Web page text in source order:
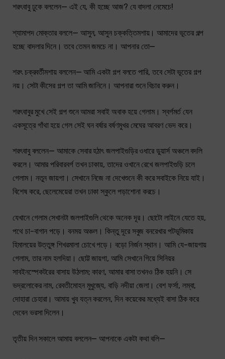
শরৎবাবু ঢুকে বললেন— এই যে, কী হচ্ছে আজ? যে বাদলা নেমেচে!
শ্যামাপদ মোক্তার বললে— আসুন, আসুন চক্কত্তিমশায়। আমাদের ভূতের গল্প
হচ্ছে বাদলার দিনে। তবে তেমন জমচে না। আপনার তো—
শরৎ চক্রবর্তীমশায় বললেন— আমি একটা গল্প বলতে পারি, তবে সেটা ভূতের গল্প
নয়। সেটা কীসের গল্প তা আমি জানিনে। আপনারা শুনে বিচার করুন।
শরৎবাবুর মুখে সেই গল্প শুনে আমরা সবাই অবাক হয়ে গেলাম। স্বর্গমর্ত যেন
একসূত্রে গাঁথা হয়ে গেল সেই ঘন বর্ষার বর্ষণমুখর মেঘের আবরণ ভেদ করে।
শরৎবাবু বললেন— আমাকে সেবার হঠাৎ জলপাইগুড়ির ওধারে ডুয়ার্স অঞ্চলে বদলি
করলে। আমার পরিবারবর্গ তখন ঢাকায়, তাদের ওখানে রেখে জলপাইগুড়ি চলে
গেলাম। নতুন জায়গা। সেখানে নিজে না দেখেশুনে কী করে সবাইকে নিয়ে যাই।
বিশেষ করে, ছেলেমেয়েরা তখন ঢাকা স্কুলে পড়াশোনা করচে।
যেখানে গেলাম সেখানটা জলপাইগুলি থেকে অনেক দূর। ছোটো লাইনে যেতে হয়,
পথে চা-বাগান পড়ে। বনময় অঞ্চল। কিন্তু দূরে সবুজ বনরেখার পটভূমিকায়
হিমালয়ের উত্তুঙ্গ শিখরমালা চোখে পড়ে। বড়ো নির্জন স্থান। আমি যে-জায়গায়
গেলাম, তার নাম হলদিয়া। ছোট্ট জায়গা, আমি সেখানে গিয়ে সিনিয়র
সাবইনস্পেকটরের বাসায় উঠলাম; কারণ, আমার বাসা তখনও ঠিক হয়নি। সে
ভদ্রলোকের নাম, রেবতীমোহন মুখুজ্যে, বাড়ি নদীয়া জেলা। বেশ ফর্সা, লম্বা,
দোহারা চেহারা। আমায় খুব যত্ন করলেন, দিন কয়েকের মধ্যেই বাসা ঠিক করে
দেবেন ভরসা দিলেন।
তৃতীয় দিন সকালে আমায় বললেন— আপনাকে একটা কথা বলি—